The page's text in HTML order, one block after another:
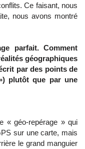
Ce faisant, nous
nous avons montré
parfait. Comment
géographiques
par des points de
plutôt que par une
« géo-repérage » qui
sur une carte, mais
le grand manguier